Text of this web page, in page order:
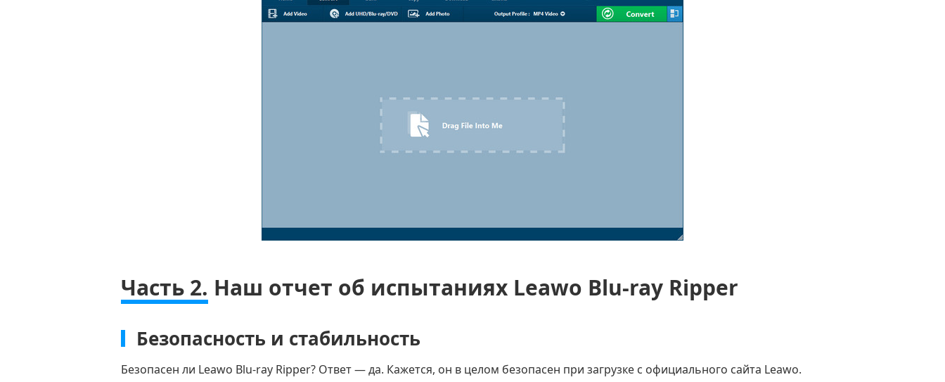
Часть 2. Наш отчет об испытаниях Leawo Blu-ray Ripper
Безопасность и стабильность
Безопасен ли Leawo Blu-ray Ripper? Ответ — да. Кажется, он в целом безопасен при загрузке с официального сайта Leawo.